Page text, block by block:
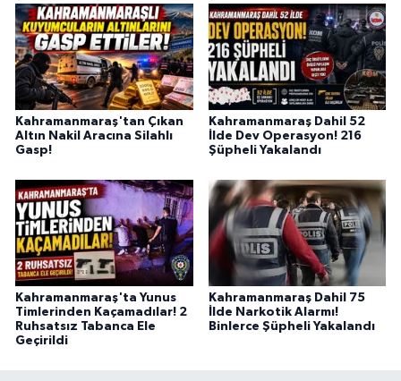
Kahramanmaraş'tan Çıkan
Altın Nakil Aracına Silahlı
Gasp!
Kahramanmaraş Dahil 52
İlde Dev Operasyon! 216
Şüpheli Yakalandı
Kahramanmaraş'ta Yunus
Timlerinden Kaçamadılar! 2
Ruhsatsız Tabanca Ele
Geçirildi
Kahramanmaraş Dahil 75
İlde Narkotik Alarmı!
Binlerce Şüpheli Yakalandı
TARİH
Genel
Politika
BÖLGEDEN
BİLİM TEKNOLOJİ
ASAYİŞ